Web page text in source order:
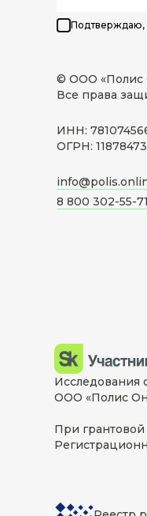
Подтверждаю,
© ООО «Полис
Все права
ИНН:
ОГРН:
8 800 302-55-71
Исследования
ООО «Полис
При